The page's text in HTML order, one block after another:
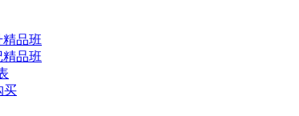
品班
品班
买